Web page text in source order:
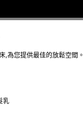
,為您提供最佳的放鬆空間。
乳